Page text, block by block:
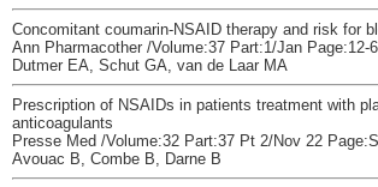
Concomitant coumarin-NSAID therapy and risk for
Ann Pharmacother /Volume:37 Part:1/Jan Page:12-
Dutmer EA, Schut GA, van de Laar MA
Prescription of NSAIDs in patients treatment with
anticoagulants
Presse Med /Volume:32 Part:37 Pt 2/Nov 22
Avouac B, Combe B, Darne B